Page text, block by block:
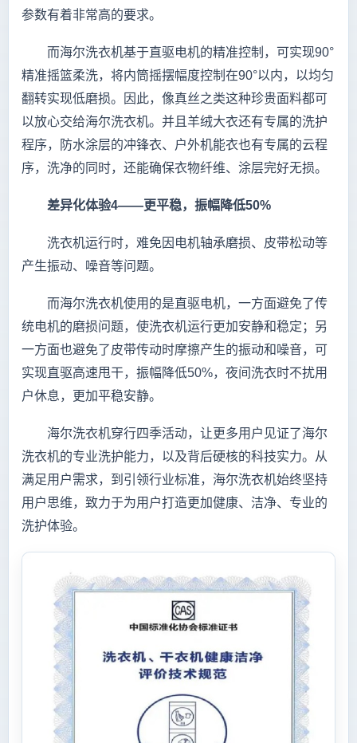
参数有着非常高的要求。
而海尔洗衣机基于直驱电机的精准控制，可实现90°
精准摇篮柔洗，将内筒摇摆幅度控制在90°以内，以均匀
翻转实现低磨损。因此，像真丝之类这种珍贵面料都可
以放心交给海尔洗衣机。并且羊绒大衣还有专属的洗护
程序，防水涂层的冲锋衣、户外机能衣也有专属的云程
序，洗净的同时，还能确保衣物纤维、涂层完好无损。
差异化体验4——更平稳，振幅降低50%
洗衣机运行时，难免因电机轴承磨损、皮带松动等
产生振动、噪音等问题。
而海尔洗衣机使用的是直驱电机，一方面避免了传
统电机的磨损问题，使洗衣机运行更加安静和稳定；另
一方面也避免了皮带传动时摩擦产生的振动和噪音，可
实现直驱高速甩干，振幅降低50%，夜间洗衣时不扰用
户休息，更加平稳安静。
海尔洗衣机穿行四季活动，让更多用户见证了海尔
洗衣机的专业洗护能力，以及背后硬核的科技实力。从
满足用户需求，到引领行业标准，海尔洗衣机始终坚持
用户思维，致力于为用户打造更加健康、洁净、专业的
洗护体验。